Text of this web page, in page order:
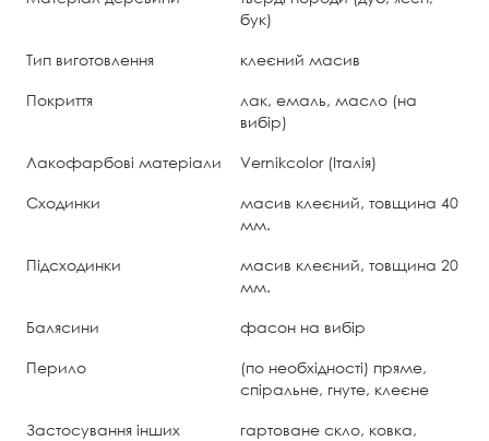
бук)
Тип виготовлення
клеєний масив
Покриття
лак, емаль, масло (на
вибір)
Лакофарбові матеріали
Vernikcolor (Італія)
Сходинки
масив клеєний, товщина 40
мм.
Підсходинки
масив клеєний, товщина 20
мм.
Балясини
фасон на вибір
Перило
(по необхідності) пряме,
спіральне, гнуте, клеєне
Застосування інших
гартоване скло, ковка,